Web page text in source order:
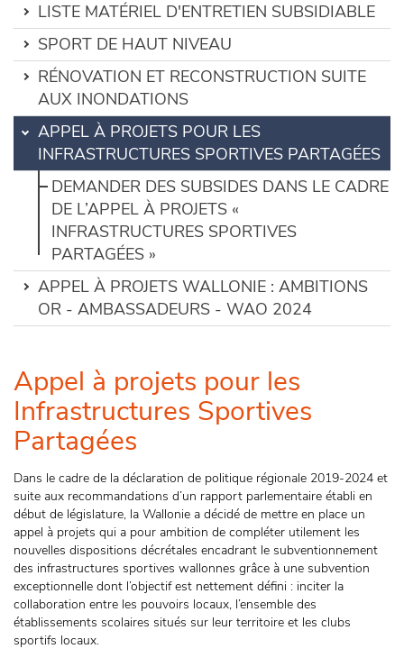
LISTE MATÉRIEL D'ENTRETIEN SUBSIDIABLE
SPORT DE HAUT NIVEAU
RÉNOVATION ET RECONSTRUCTION SUITE
AUX INONDATIONS
APPEL À PROJETS POUR LES
INFRASTRUCTURES SPORTIVES PARTAGÉES
DEMANDER DES SUBSIDES DANS LE CADRE
DE L’APPEL À PROJETS «
INFRASTRUCTURES SPORTIVES
PARTAGÉES »
APPEL À PROJETS WALLONIE : AMBITIONS
OR - AMBASSADEURS - WAO 2024
Appel à projets pour les
Infrastructures Sportives
Partagées
Dans le cadre de la déclaration de politique régionale 2019-2024 et
suite aux recommandations d’un rapport parlementaire établi en
début de législature, la Wallonie a décidé de mettre en place un
appel à projets qui a pour ambition de compléter utilement les
nouvelles dispositions décrétales encadrant le subventionnement
des infrastructures sportives wallonnes grâce à une subvention
exceptionnelle dont l’objectif est nettement défini : inciter la
collaboration entre les pouvoirs locaux, l’ensemble des
établissements scolaires situés sur leur territoire et les clubs
sportifs locaux.